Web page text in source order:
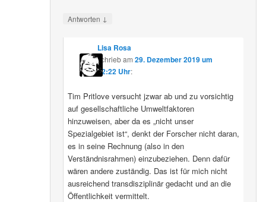
Antworten ↓
Lisa Rosa
schriebam 29. Dezember 2019 um
12:22 Uhr:
Tim Pritlove versucht jzwar ab und zu vorsichtig
auf gesellschaftliche Umweltfaktoren
hinzuweisen, aber da es „nicht unser
Spezialgebiet ist“, denkt der Forscher nicht daran,
es in seine Rechnung (also in den
Verständnisrahmen) einzubeziehen. Denn dafür
wären andere zuständig. Das ist für mich nicht
ausreichend transdisziplinär gedacht und an die
Öffentlichkeit vermittelt.